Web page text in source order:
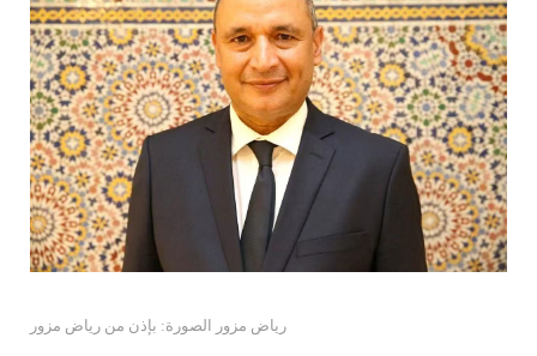
رياض مزور الصورة: بإذن من رياض مزور